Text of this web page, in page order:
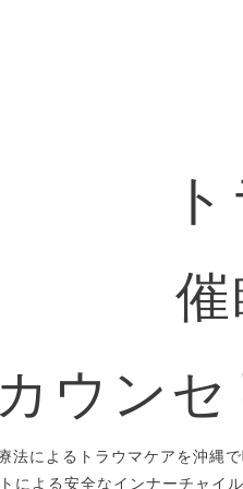
ウン
法によるトラウマケアを沖縄
による安全なインナーチャイ